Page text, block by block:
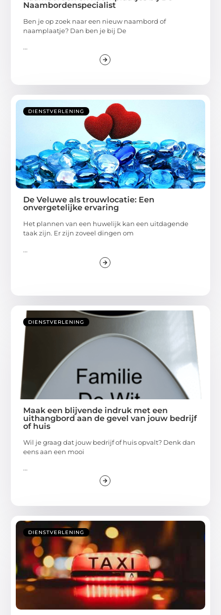
Naambordenspecialist
Ben je op zoek naar een nieuw naambord of
naamplaatje? Dan ben je bij De
...
DIENSTVERLENING
De Veluwe als trouwlocatie: Een
onvergetelijke ervaring
Het plannen van een huwelijk kan een uitdagende
taak zijn. Er zijn zoveel dingen om
...
DIENSTVERLENING
Maak een blijvende indruk met een
uithangbord aan de gevel van jouw bedrijf
of huis
Wil je graag dat jouw bedrijf of huis opvalt? Denk dan
eens aan een mooi
...
DIENSTVERLENING